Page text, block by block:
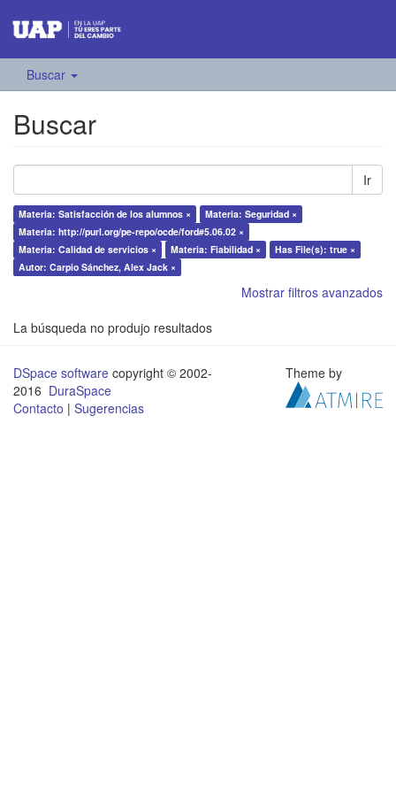
Buscar
Buscar
Ir
Materia: Satisfacción de los alumnos ×
Materia: Seguridad ×
Materia: http://purl.org/pe-repo/ocde/ford#5.06.02 ×
Materia: Calidad de servicios ×
Materia: Fiabilidad ×
Has File(s): true ×
Autor: Carpio Sánchez, Alex Jack ×
Mostrar filtros avanzados
La búsqueda no produjo resultados
DSpace software copyright © 2002-
2016 DuraSpace
Contacto | Sugerencias
Theme by